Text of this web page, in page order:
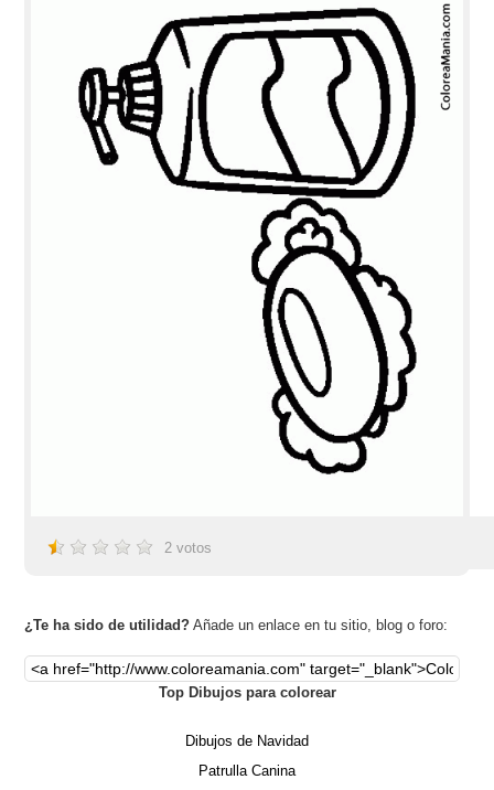
2 votos
¿Te ha sido de utilidad? Añade un enlace en tu sitio, blog o foro:
Top Dibujos para colorear
Dibujos de Navidad
Patrulla Canina